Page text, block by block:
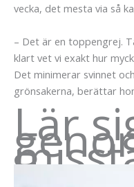
vecka, det mesta via så
– Det är en toppengrej.
klart vet vi exakt hur
Det minimerar svinnet
grönsakerna, berättar
Lär